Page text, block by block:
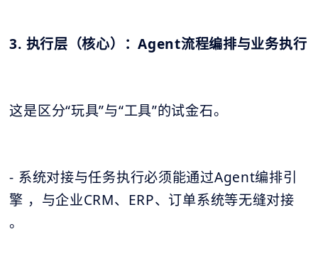
3. 执行层（核心）：Agent流程编排与业务执行
这是区分“玩具”与“工具”的试金石。
- 系统对接与任务执行必须能通过Agent编排引
擎 ，与企业CRM、ERP、订单系统等无缝对接
。